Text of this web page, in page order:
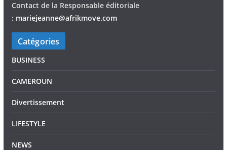
Contact de la Responsable éditoriale
: mariejeanne@afrikmove.com
Catégories
BUSINESS
CAMEROUN
Divertissement
LIFESTYLE
NEWS